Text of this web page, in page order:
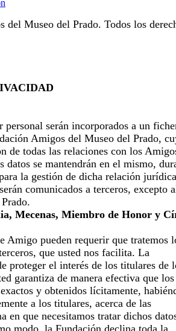
del Museo del Prado. Todos los
personal serán incorporados a un
Amigos del Museo del Prado,
de todas las relaciones con los
datos se mantendrán en el mismo,
la gestión de dicha relación
comunicados a terceros, excepto
Mecenas, Miembro de Honor y
Amigo pueden requerir que tratemos
que usted nos facilita. La
proteger el interés de los titulares de
garantiza de manera efectiva que los
y obtenidos lícitamente,
a los titulares, acerca de las
en que necesitamos tratar dichos